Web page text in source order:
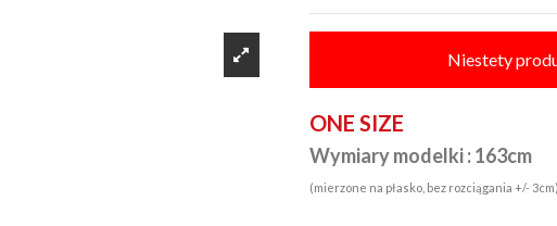
Niestety
ONE SIZE
Wymiary modelki : 163cm
(mierzone na płasko, bez rozciągania +/- 3cm)